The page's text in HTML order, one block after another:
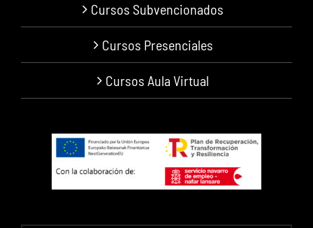
Cursos Subvencionados
Cursos Presenciales
Cursos Aula Virtual